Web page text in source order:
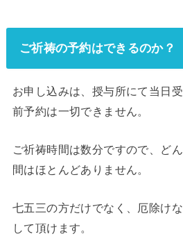
ご祈祷の予約はできるのか？
お申し込みは、授与所にて当日
前予約は一切できません。
ご祈祷時間は数分ですので、ど
間はほとんどありません。
七五三の方だけでなく、厄除け
して頂けます。